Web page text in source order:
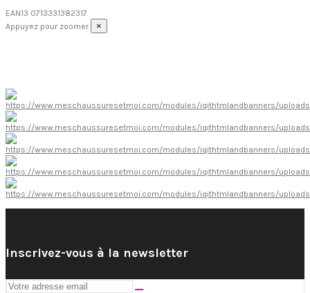
EAN13 0713331382317
Appuyez pour zoomer
×
Inscrivez-vous à la newsletter